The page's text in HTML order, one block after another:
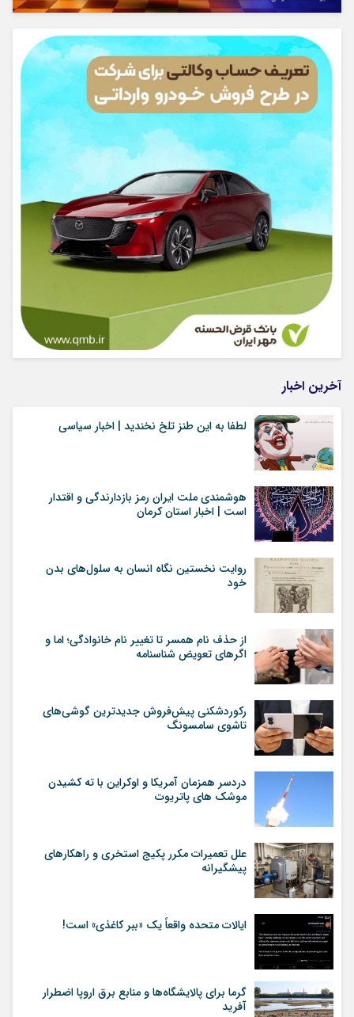
آخرین اخبار
لطفا به این طنز تلخ نخندید | اخبار سیاسی
هوشمندی ملت ایران رمز بازدارندگی و اقتدار
است | اخبار استان کرمان
روایت نخستین نگاه انسان به سلول‌های بدن
خود
از حذف نام همسر تا تغییر نام خانوادگی؛ اما و
اگرهای تعویض شناسنامه
رکوردشکنی پیش‌فروش جدیدترین گوشی‌های
تاشوی سامسونگ
دردسر همزمان آمریکا و اوکراین با ته کشیدن
موشک های پاتریوت
علل تعمیرات مکرر پکیج استخری و راهکارهای
پیشگیرانه
ایالات متحده واقعاً یک «ببر کاغذی» است!
گرما برای پالایشگاه‌ها و منابع برق اروپا اضطرار
آفرید